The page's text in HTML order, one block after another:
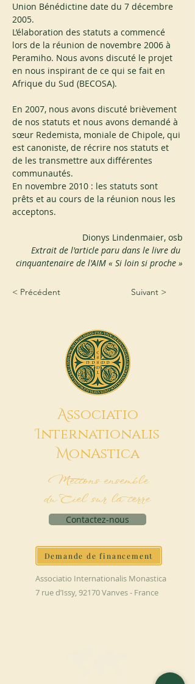
Union Bénédictine date du 7 décembre
2005.
L’élaboration des statuts a commencé
lors de la réunion de novembre 2006 à
Peramiho. Nous avons discuté le projet
en nous inspirant de ce qui se fait en
Afrique du Sud (BECOSA).
En 2007, nous avons discuté brièvement
de nos statuts et nous avons demandé à
sœur Redemista, moniale de Chipole, qui
est canoniste, de récrire nos statuts et
de les transmettre aux différentes
communautés.
En novembre 2010 : les statuts sont
prêts et au cours de la réunion nous les
acceptons.
Dionys Lindenmaier, osb
Extrait de l'article paru dans le livre du
cinquantenaire de l'AIM « Si loin si proche »
< Précédent Suivant >
Associatio
Internationalis
MonAstica
Mettons ensemble
du Ciel sur la terre
Contactez-nous
Demande de financement
Associatio Internationalis Monastica
7 rue d’Issy, 92170 Vanves - France